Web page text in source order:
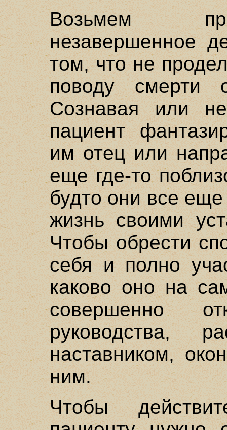
Возьмем
незавершенное
том, что не
поводу смерти
Сознавая или
пациент
им отец или
еще где-то
будто они все
жизнь своими
Чтобы обрести
себя и полно
каково оно на
совершенно
руководства,
наставником,
ним.
Чтобы